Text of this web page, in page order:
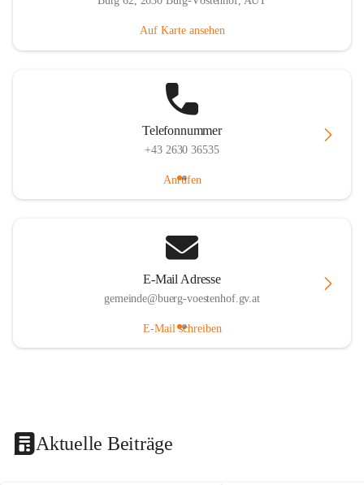
Auf Karte ansehen
Telefonnummer
+43 2630 36535
Anrufen
E-Mail Adresse
gemeinde@buerg-voestenhof.gv.at
E-Mail schreiben
Aktuelle Beiträge